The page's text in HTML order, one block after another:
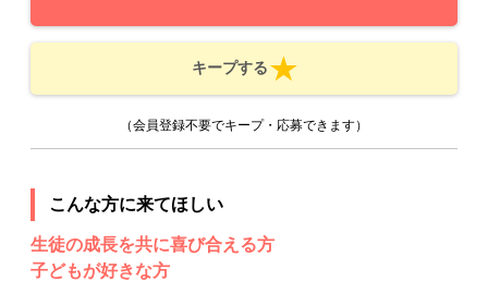
キープする
（会員登録不要でキープ・応募できます）
こんな方に来てほしい
生徒の成長を共に喜び合える方
子どもが好きな方